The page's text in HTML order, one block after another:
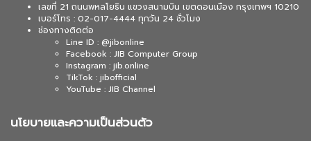
เลขที่ 21 ถนนพหลโยธิน แขวงสนามบิน เขตดอนเมือง กรุงเทพฯ 10210
เบอร์โทร : 02-017-4444 ทุกวัน 24 ชั่วโมง
ช่องทางติดต่อ
Line ID : @jibonline
Facebook : JIB Computer Group
Instagram : jib.online
TikTok : jibofficial
YouTube : JIB Channel
นโยบายและความเป็นส่วนตัว